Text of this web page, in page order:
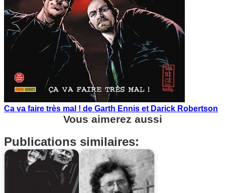
Ca va faire très mal ! de Garth Ennis et Darick Robertson
Vous aimerez aussi
Publications similaires: